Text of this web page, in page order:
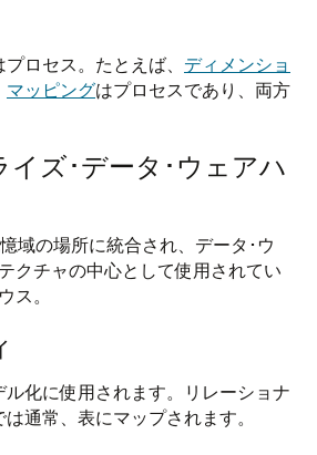
ロセス。たとえば、 ディメンショ
マッピングはプロセスであり、両方
イズ･データ･ウェアハ
域の場所に統合され、データ･ウ
クチャの中心として使用されてい
ス。
化に使用されます。リレーショナ
通常、表にマップされます。